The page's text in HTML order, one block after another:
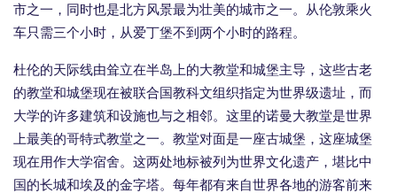
市之一，同时也是北方风景最为壮美的城市之一。从伦敦乘火
车只需三个小时，从爱丁堡不到两个小时的路程。
杜伦的天际线由耸立在半岛上的大教堂和城堡主导，这些古老
的教堂和城堡现在被联合国教科文组织指定为世界级遗址，而
大学的许多建筑和设施也与之相邻。这里的诺曼大教堂是世界
上最美的哥特式教堂之一。教堂对面是一座古城堡，这座城堡
现在用作大学宿舍。这两处地标被列为世界文化遗产，堪比中
国的长城和埃及的金字塔。每年都有来自世界各地的游客前来